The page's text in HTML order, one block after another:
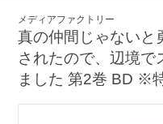
メディアファクトリー
真の仲間じゃないと
されたので、辺境で
ました 第2巻 BD ※